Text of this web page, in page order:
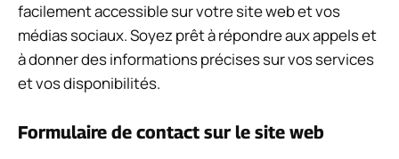
facilement accessible sur votre site web et vos
médias sociaux. Soyez prêt à répondre aux appels et
à donner des informations précises sur vos services
et vos disponibilités.
Formulaire de contact sur le site web